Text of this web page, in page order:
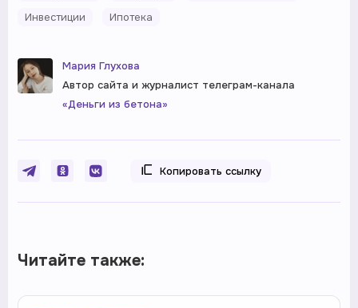
Инвестиции
Ипотека
Мария Глухова
Автор сайта и журналист телеграм-канала
«Деньги из бетона»
Копировать ссылку
Читайте также: